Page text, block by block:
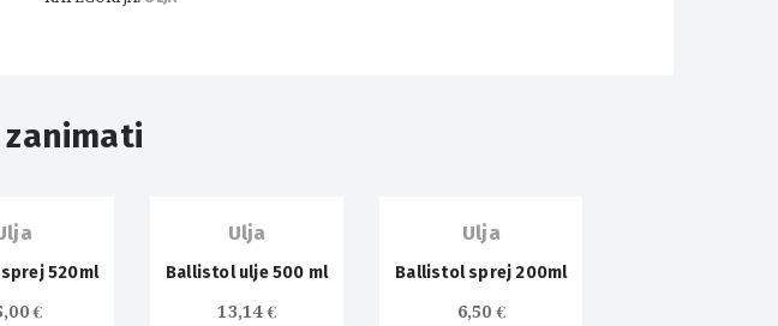
520ml
€
Ulja
Ballistol ulje 500 ml
13,14€
Ulja
Ballistol sprej 200ml
6,50€